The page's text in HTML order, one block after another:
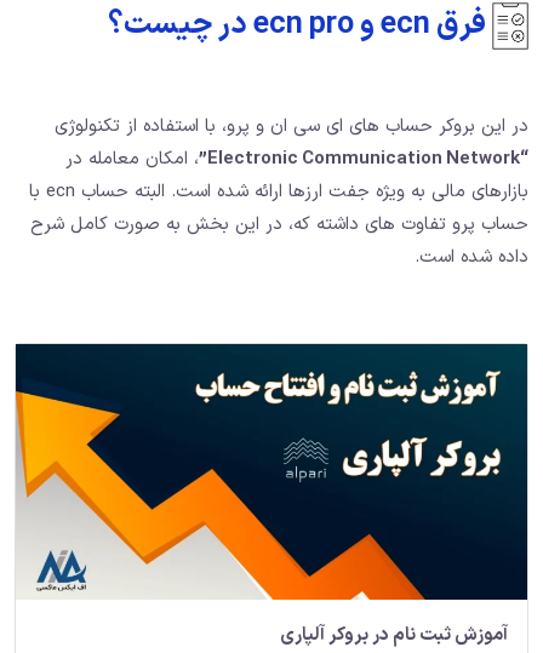
فرق ecn و ecn pro در چیست؟
در این بروکر حساب های ای سی ان و پرو، با استفاده از تکنولوژی
“Electronic Communication Network”
،‌ امکان معامله در
بازارهای مالی به ویژه جفت ارزها ارائه شده است. البته حساب ecn با
حساب پرو تفاوت های داشته که، در این بخش به صورت کامل شرح
داده شده است.
آموزش ثبت نام در بروکر آلپاری